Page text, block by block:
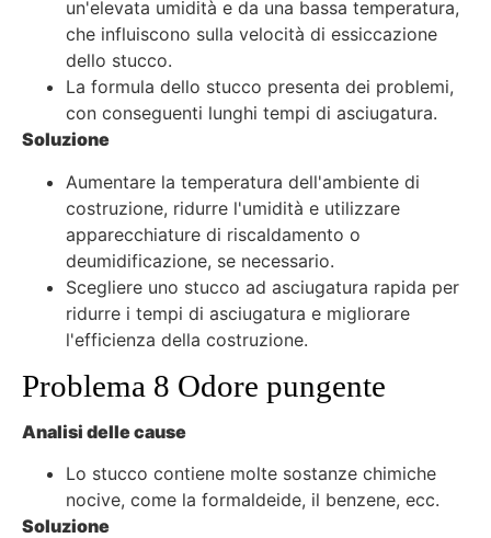
un'elevata umidità e da una bassa temperatura,
che influiscono sulla velocità di essiccazione
dello stucco.
La formula dello stucco presenta dei problemi,
con conseguenti lunghi tempi di asciugatura.
Soluzione
Aumentare la temperatura dell'ambiente di
costruzione, ridurre l'umidità e utilizzare
apparecchiature di riscaldamento o
deumidificazione, se necessario.
Scegliere uno stucco ad asciugatura rapida per
ridurre i tempi di asciugatura e migliorare
l'efficienza della costruzione.
Problema 8 Odore pungente
Analisi delle cause
Lo stucco contiene molte sostanze chimiche
nocive, come la formaldeide, il benzene, ecc.
Soluzione